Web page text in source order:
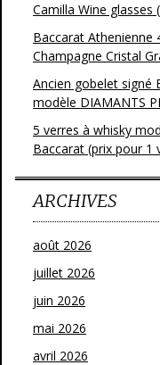
Camilla Wine glasses
Baccarat Athenienne
Champagne Cristal
Ancien gobelet signé
modèle DIAMANTS
5 verres à whisky
Baccarat (prix pour 1
ARCHIVES
août 2026
juillet 2026
juin 2026
mai 2026
avril 2026